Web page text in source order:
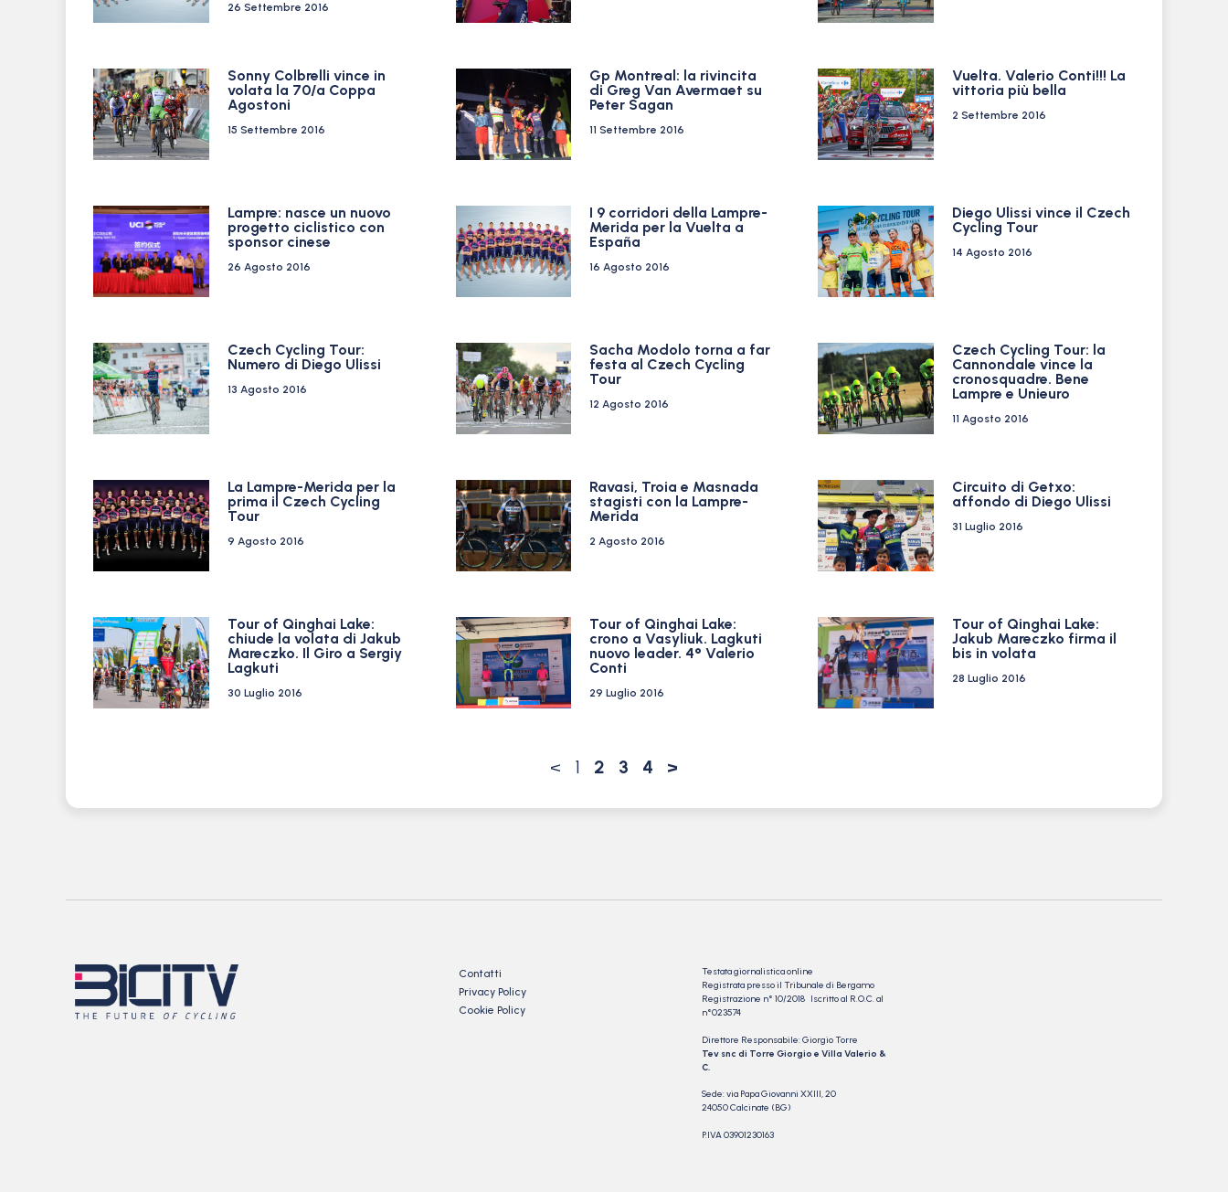
26 Settembre 2016
Sonny Colbrelli vince in
volata la 70/a Coppa
Agostoni
15 Settembre 2016
Gp Montreal: la rivincita
di Greg Van Avermaet su
Peter Sagan
11 Settembre 2016
Vuelta. Valerio Conti!!! La
vittoria più bella
2 Settembre 2016
Lampre: nasce un nuovo
progetto ciclistico con
sponsor cinese
26 Agosto 2016
I 9 corridori della Lampre-
Merida per la Vuelta a
España
16 Agosto 2016
Diego Ulissi vince il Czech
Cycling Tour
14 Agosto 2016
Czech Cycling Tour:
Numero di Diego Ulissi
13 Agosto 2016
Sacha Modolo torna a far
festa al Czech Cycling
Tour
12 Agosto 2016
Czech Cycling Tour: la
Cannondale vince la
cronosquadre. Bene
Lampre e Unieuro
11 Agosto 2016
La Lampre-Merida per la
prima il Czech Cycling
Tour
9 Agosto 2016
Ravasi, Troia e Masnada
stagisti con la Lampre-
Merida
2 Agosto 2016
Circuito di Getxo:
affondo di Diego Ulissi
31 Luglio 2016
Tour of Qinghai Lake:
chiude la volata di Jakub
Mareczko. Il Giro a Sergiy
Lagkuti
30 Luglio 2016
Tour of Qinghai Lake:
crono a Vasyliuk. Lagkuti
nuovo leader. 4° Valerio
Conti
29 Luglio 2016
Tour of Qinghai Lake:
Jakub Mareczko firma il
bis in volata
28 Luglio 2016
< 1 2 3 4 >
Contatti
Privacy Policy
Cookie Policy
Testata giornalistica online
Registrata presso il Tribunale di Bergamo
Registrazione n° 10/2018 Iscritto al R.O.C. al
n°023574
Direttore Responsabile: Giorgio Torre
Tev snc di Torre Giorgio e Villa Valerio &
C.
Sede: via Papa Giovanni XXIII, 20
24050 Calcinate (BG)
P.IVA 03901230163